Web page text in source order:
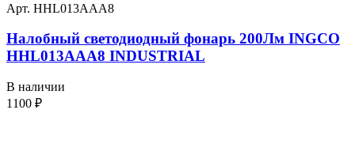
Арт. HHL013AAA8
Налобный светодиодный фонарь 200Лм INGCO
HHL013AAA8 INDUSTRIAL
В наличии
1100 ₽